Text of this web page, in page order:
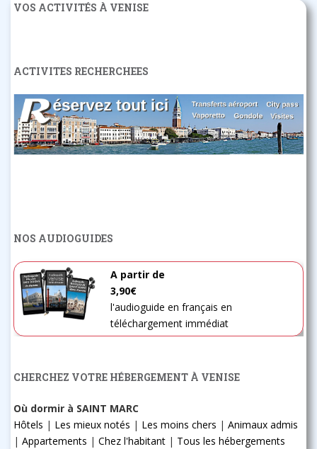
VOS ACTIVITÉS À VENISE
ACTIVITES RECHERCHEES
NOS AUDIOGUIDES
A partir de
3,90€
l'audioguide en français en
téléchargement immédiat
CHERCHEZ VOTRE HÉBERGEMENT À VENISE
Où dormir à SAINT MARC
Hôtels | Les mieux notés | Les moins chers | Animaux admis
| Appartements | Chez l'habitant | Tous les hébergements